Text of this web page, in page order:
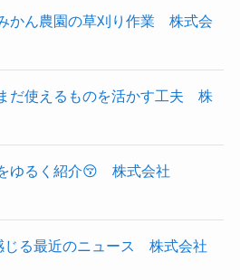
かん農園の草刈り作業 株式会
だ使えるものを活かす工夫 株
ゆるく紹介😚 株式会社
じる最近のニュース 株式会社